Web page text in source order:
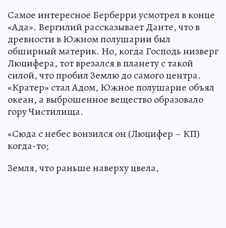
Самое интересное Берберри усмотрел в конце
«Ада». Вергилий рассказывает Данте, что в
древности в Южном полушарии был
обширный материк. Но, когда Господь низверг
Люцифера, тот врезался в планету с такой
силой, что пробил Землю до самого центра.
«Кратер» стал Адом, Южное полушарие объял
океан, а выброшенное вещество образовало
гору Чистилища.
«Сюда с небес вонзился он (Люцифер – КП)
когда-то;
Земля, что раньше наверху цвела,